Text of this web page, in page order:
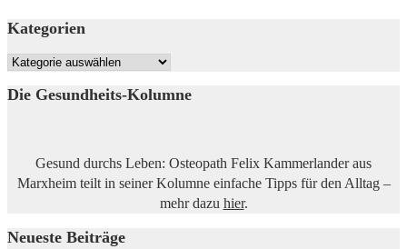
Kategorien
Kategorien
Die Gesundheits-Kolumne
Gesund durchs Leben: Osteopath Felix Kammerlander aus
Marxheim teilt in seiner Kolumne einfache Tipps für den Alltag –
mehr dazu hier.
Neueste Beiträge